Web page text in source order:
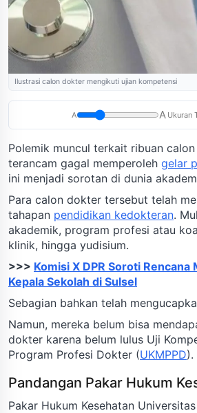
Ilustrasi calon dokter mengikuti ujian kompetensi
A A Ukuran
Polemik muncul terkait ribuan
terancam gagal memperoleh gelar
ini menjadi sorotan di dunia
Para calon dokter tersebut telah
tahapan pendidikan kedokteran.
akademik, program profesi atau
klinik, hingga yudisium.
>>> Komisi X DPR Soroti Rencana
Kepala Sekolah di Sulsel
Sebagian bahkan telah
Namun, mereka belum bisa
dokter karena belum lulus Uji
Program Profesi Dokter (UKMPPD).
Pandangan Pakar Hukum
Pakar Hukum Kesehatan